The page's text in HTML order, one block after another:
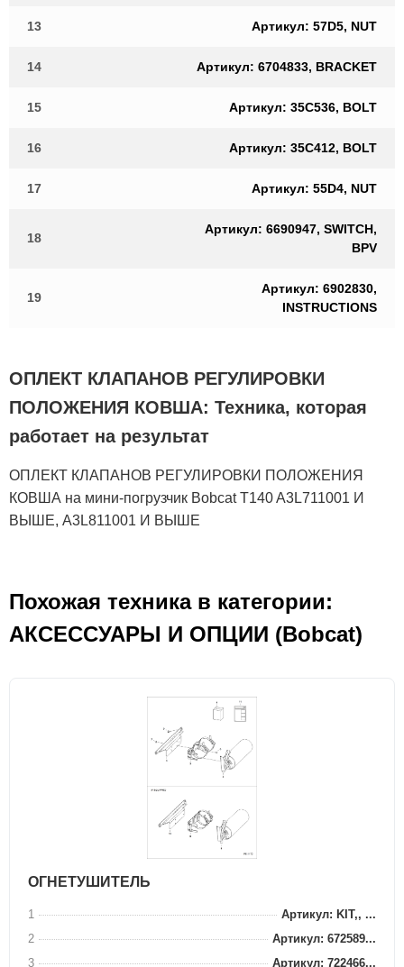
13 Артикул: 57D5, NUT
14 Артикул: 6704833, BRACKET
15 Артикул: 35C536, BOLT
16 Артикул: 35C412, BOLT
17 Артикул: 55D4, NUT
18
Артикул: 6690947, SWITCH,
BPV
19
Артикул: 6902830,
INSTRUCTIONS
ОПЛЕКТ КЛАПАНОВ РЕГУЛИРОВКИ
ПОЛОЖЕНИЯ КОВША: Техника, которая
работает на результат
ОПЛЕКТ КЛАПАНОВ РЕГУЛИРОВКИ ПОЛОЖЕНИЯ
КОВША на мини-погрузчик Bobcat T140 A3L711001 И
ВЫШЕ, A3L811001 И ВЫШЕ
Похожая техника в категории:
АКСЕСCУАРЫ И ОПЦИИ (Bobcat)
ОГНЕТУШИТЕЛЬ
1
Артикул: KIT,, ...
2
Артикул: 672589...
3
Артикул: 722466...